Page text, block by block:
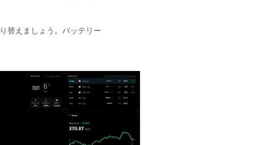
替えましょう。バッテリー